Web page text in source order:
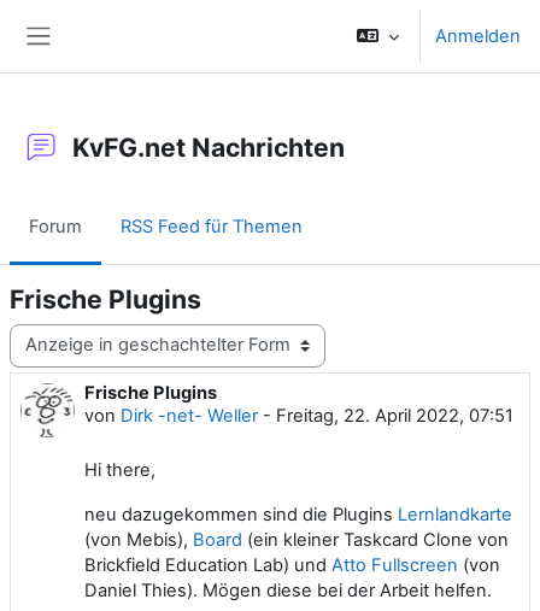
Anmelden
KvFG.net Nachrichten
Forum RSS Feed für Themen
Frische Plugins
Anzeigemodus
Frische Plugins
von Dirk -net- Weller- Freitag, 22. April 2022, 07:51
Anzahl Antworten: 0
Hi there,
neu dazugekommen sind die Plugins Lernlandkarte
(von Mebis), Board (ein kleiner Taskcard Clone von
Brickfield Education Lab) und Atto Fullscreen (von
Daniel Thies). Mögen diese bei der Arbeit helfen.